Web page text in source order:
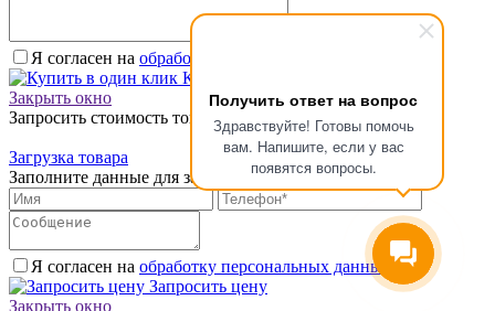
Получить ответ на вопрос
Здравствуйте! Готовы помочь
вам. Напишите, если у вас
появятся вопросы.
Я согласен на обработку персональных данных.
Купить в один клик
Закрыть окно
Запросить стоимость товара
Загрузка товара
Заполните данные для запроса цены
Я согласен на обработку персональных данных.*
Запросить цену
Закрыть окно